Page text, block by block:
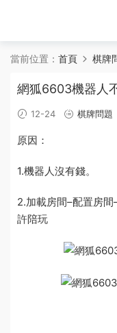
當前位置： 首頁 棋牌
網狐6603機器人
12-24 棋牌問題
原因 ：
1.機器人沒有錢。
2.加載房間–配置房間
許陪玩